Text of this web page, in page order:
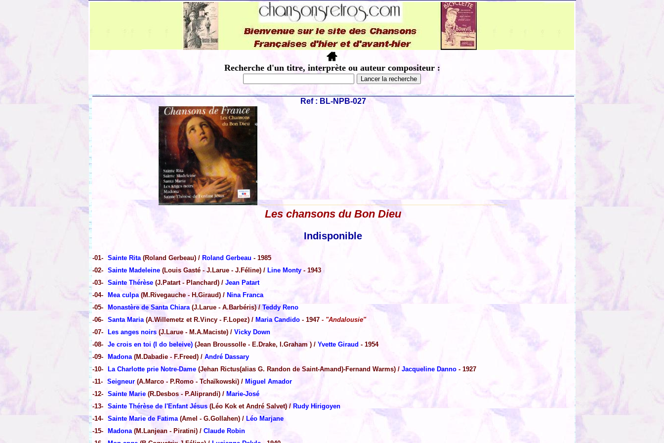
Recherche d'un titre, interprète ou auteur compositeur :
Ref : BL-NPB-027
Les chansons du Bon Dieu
Indisponible
-01- Sainte Rita(Roland Gerbeau) / Roland Gerbeau - 1985
-02-
Sainte Madeleine(Louis Gasté - J.Larue - J.Féline) / Line Monty- 1943
-03-
Sainte Thérèse(J.Patart - Planchard) / Jean Patart
-04-
Mea culpa(M.Rivegauche - H.Giraud) / Nina Franca
-05-
Monastère de Santa Chiara(J.Larue - A.Barbéris) / Teddy Reno
-06-
Santa Maria (A.Willemetz et R.Vincy - F.Lopez) / Maria Candido- 1947- "Andalousie"
-07-
Les anges noirs(J.Larue - M.A.Maciste) / Vicky Down
-08-
Je crois en toi (I do beleive)(Jean Broussolle - E.Drake, I.Graham ) / Yvette Giraud - 1954
-09-
Madona(M.Dabadie - F.Freed) / André Dassary
-10-
La Charlotte prie Notre-Dame(Jehan Rictus(alias G. Randon de Saint-Amand)-Fernand Warms) / Jacqueline Danno- 1927
-11-
Seigneur(A.Marco - P.Romo - Tchaïkowski) / Miguel Amador
-12-
Sainte Marie(R.Desbos - P.Aliprandi) / Marie-José
-13-
Sainte Thérèse de l'Enfant Jésus(Léo Kok et André Salvet) / Rudy Hirigoyen
-14-
Sainte Marie de Fatima(Amel - G.Gollahen) / Léo Marjane
-15-
Madona(M.Lanjean - Piratini) / Claude Robin